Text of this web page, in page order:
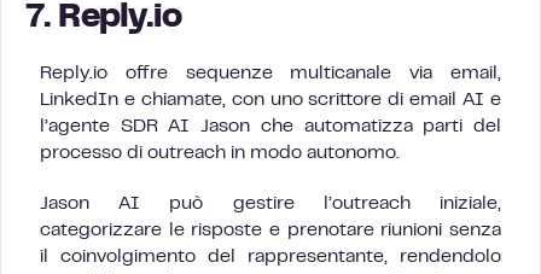
7. Reply.io
Reply.io offre sequenze multicanale via email,
LinkedIn e chiamate, con uno scrittore di email AI e
l’agente SDR AI Jason che automatizza parti del
processo di outreach in modo autonomo.
Jason AI può gestire l’outreach iniziale,
categorizzare le risposte e prenotare riunioni senza
il coinvolgimento del rappresentante, rendendolo